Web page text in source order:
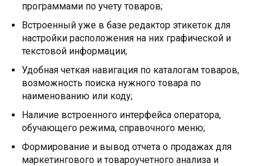
программами по учету товаров;
Встроенный уже в базе редактор этикеток для
настройки расположения на них графической и
текстовой информации;
Удобная четкая навигация по каталогам товаров,
возможность поиска нужного товара по
наименованию или коду;
Наличие встроенного интерфейса оператора,
обучающего режима, справочного меню;
Формирование и вывод отчета о продажах для
маркетингового и товароучетного анализа и